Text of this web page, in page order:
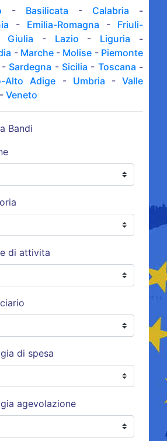
- Basilicata - Calabria -
- Emilia-Romagna - Friuli-
Giulia - Lazio - Liguria -
- Marche- Molise - Piemonte
- Sardegna - Sicilia - Toscana -
Alto Adige - Umbria - Valle
-Veneto
Bandi
di attivita
di spesa
agevolazione